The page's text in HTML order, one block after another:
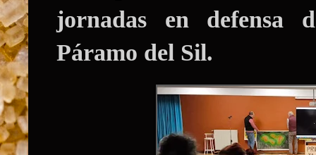
jornadas en defensa
Páramo del Sil.